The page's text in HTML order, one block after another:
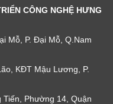
CÔNG NGHỆ HƯNG
Mỗ, P. Đại Mỗ, Q.Nam
KĐT Mậu Lương, P.
Phường 14, Quận